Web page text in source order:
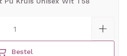
Bestel